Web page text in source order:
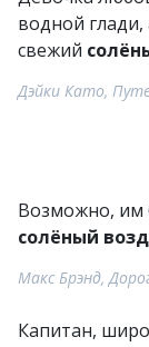
водной
свежий
Дэйки Като,
Возможно, им
солёный
Макс Брэнд,
Капитан,